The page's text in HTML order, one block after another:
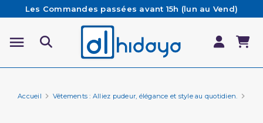
Les Commandes passées avant 15h (lun au Vend)
sont préparées et expédiées le jour même
Besoin d'aide ? Retrouvez notre FAQ
Livraison offerte à partir de 65€ d'achat*
Accueil Vêtements : Alliez pudeur, élégance et style au quotidien.